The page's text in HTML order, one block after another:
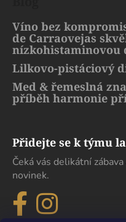
Víno bez
de Carraovejas
nízkohistaminovou
Lilkovo-pistáciový
Med & řemeslná
příběh harmonie
Přidejte se k týmu
Čeká vás delikátní
novinek.